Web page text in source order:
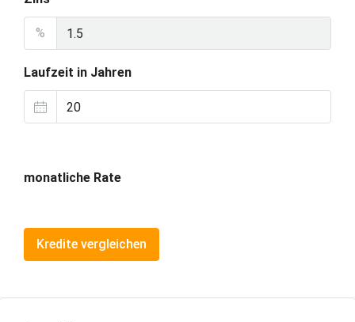
%
Laufzeit in Jahren
monatliche Rate
Kredite vergleichen